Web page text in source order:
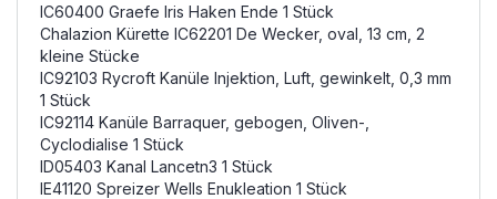
IC60400 Graefe Iris Haken Ende 1 Stück
Chalazion Kürette IC62201 De Wecker, oval, 13 cm, 2
kleine Stücke
IC92103 Rycroft Kanüle Injektion, Luft, gewinkelt, 0,3 mm
1 Stück
IC92114 Kanüle Barraquer, gebogen, Oliven-,
Cyclodialise 1 Stück
ID05403 Kanal Lancetn3 1 Stück
IE41120 Spreizer Wells Enukleation 1 Stück